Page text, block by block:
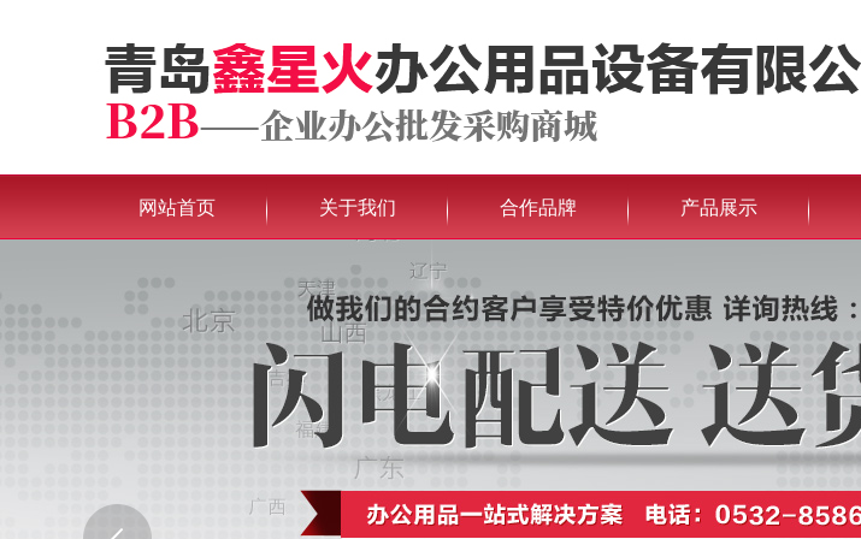
网站首页 关于我们 合作品牌 产品展示